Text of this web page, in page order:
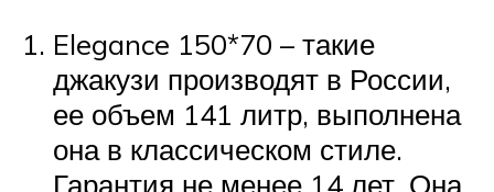
Elegance 150*70 – такие
джакузи производят в России,
ее объем 141 литр, выполнена
она в классическом стиле.
Гарантия не менее 14 лет. Она